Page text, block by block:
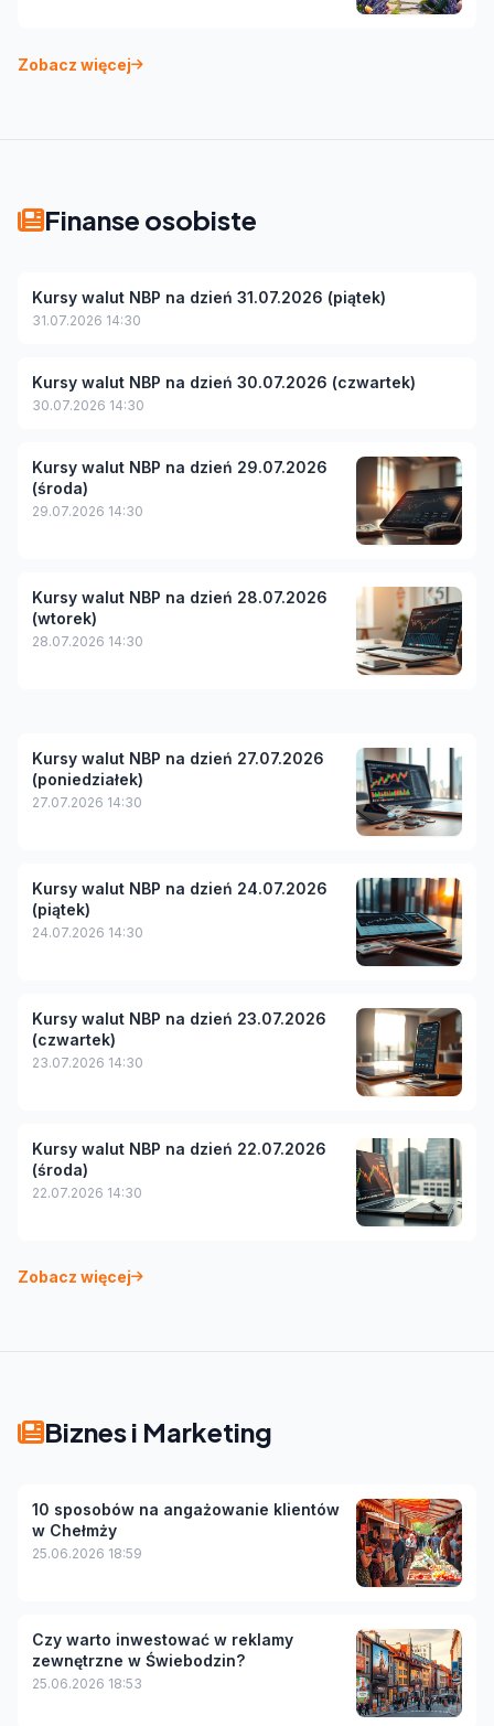
Zobacz więcej
Finanse osobiste
Kursy walut NBP na dzień 31.07.2026 (piątek)
31.07.2026 14:30
Kursy walut NBP na dzień 30.07.2026 (czwartek)
30.07.2026 14:30
Kursy walut NBP na dzień 29.07.2026
(środa)
29.07.2026 14:30
Kursy walut NBP na dzień 28.07.2026
(wtorek)
28.07.2026 14:30
Kursy walut NBP na dzień 27.07.2026
(poniedziałek)
27.07.2026 14:30
Kursy walut NBP na dzień 24.07.2026
(piątek)
24.07.2026 14:30
Kursy walut NBP na dzień 23.07.2026
(czwartek)
23.07.2026 14:30
Kursy walut NBP na dzień 22.07.2026
(środa)
22.07.2026 14:30
Zobacz więcej
Biznes i Marketing
10 sposobów na angażowanie klientów
w Chełmży
25.06.2026 18:59
Czy warto inwestować w reklamy
zewnętrzne w Świebodzin?
25.06.2026 18:53